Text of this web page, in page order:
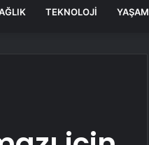
TEKNOLOJI YAŞAM